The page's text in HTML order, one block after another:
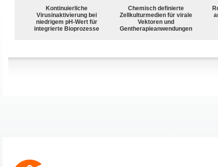
Kontinuierliche
Virusinaktivierung bei
niedrigem pH-Wert für
integrierte Bioprozesse
Chemisch definierte
Zellkulturmedien für virale
Vektoren und
Gentherapieanwendungen